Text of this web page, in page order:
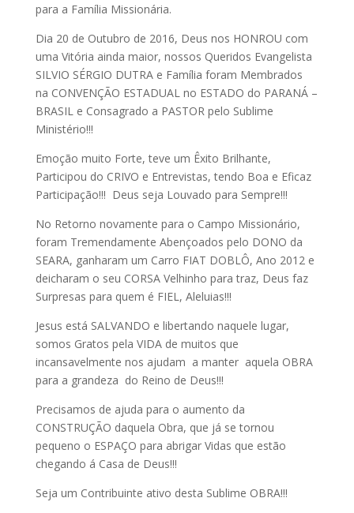
para a Família Missionária.
Dia 20 de Outubro de 2016, Deus nos HONROU com
uma Vitória ainda maior, nossos Queridos Evangelista
SILVIO SÉRGIO DUTRA e Família foram Membrados
na CONVENÇÃO ESTADUAL no ESTADO do PARANÁ –
BRASIL e Consagrado a PASTOR pelo Sublime
Ministério!!!
Emoção muito Forte, teve um Êxito Brilhante,
Participou do CRIVO e Entrevistas, tendo Boa e Eficaz
Participação!!! Deus seja Louvado para Sempre!!!
No Retorno novamente para o Campo Missionário,
foram Tremendamente Abençoados pelo DONO da
SEARA, ganharam um Carro FIAT DOBLÔ, Ano 2012 e
deicharam o seu CORSA Velhinho para traz, Deus faz
Surpresas para quem é FIEL, Aleluias!!!
Jesus está SALVANDO e libertando naquele lugar,
somos Gratos pela VIDA de muitos que
incansavelmente nos ajudam a manter aquela OBRA
para a grandeza do Reino de Deus!!!
Precisamos de ajuda para o aumento da
CONSTRUÇÃO daquela Obra, que já se tornou
pequeno o ESPAÇO para abrigar Vidas que estão
chegando á Casa de Deus!!!
Seja um Contribuinte ativo desta Sublime OBRA!!!